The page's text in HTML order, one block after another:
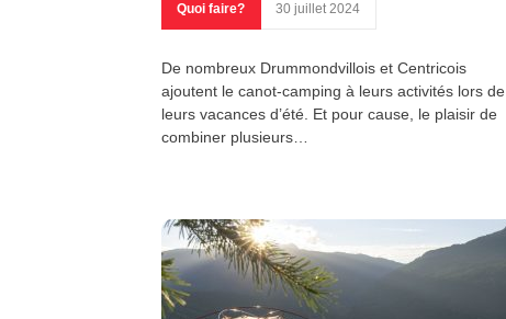
Quoi faire? 30 juillet 2024
De nombreux Drummondvillois et Centricois
ajoutent le canot-camping à leurs activités lors de
leurs vacances d’été. Et pour cause, le plaisir de
combiner plusieurs…